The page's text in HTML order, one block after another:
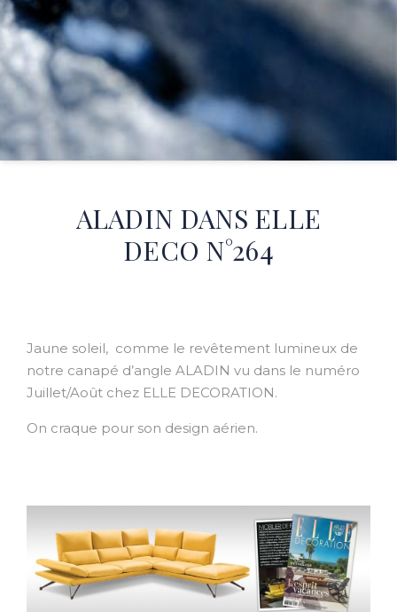
ALADIN DANS ELLE
DECO N°264
Jaune soleil, comme le revêtement lumineux de
notre canapé d’angle ALADIN vu dans le numéro
Juillet/Août chez ELLE DECORATION.
On craque pour son design aérien.